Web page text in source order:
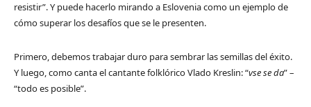
resistir”. Y puede hacerlo mirando a Eslovenia como un ejemplo de
cómo superar los desafíos que se le presenten.
Primero, debemos trabajar duro para sembrar las semillas del éxito.
Y luego, como canta el cantante folklórico Vlado Kreslin: “vse se da” –
“todo es posible”.